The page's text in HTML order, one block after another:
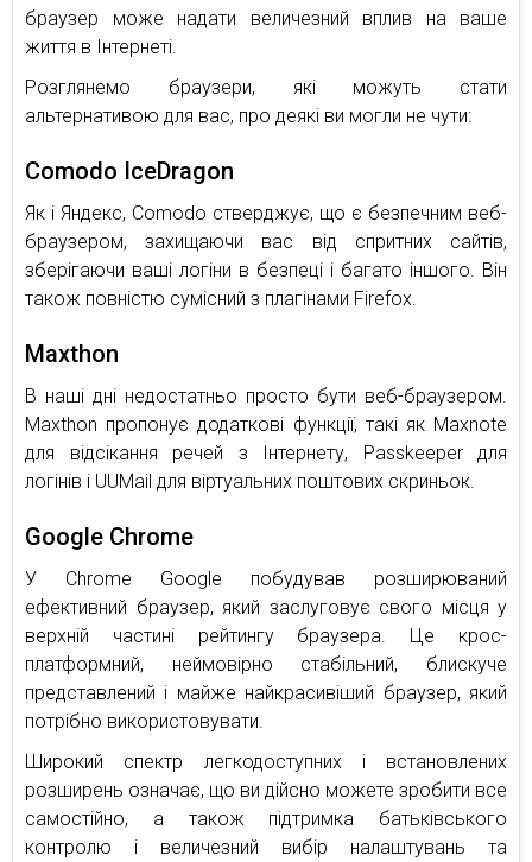
браузер може надати величезний вплив на ваше
життя в Інтернеті.
Розглянемо браузери, які можуть стати
альтернативою для вас, про деякі ви могли не чути:
Comodo IceDragon
Як і Яндекс, Comodo стверджує, що є безпечним веб-
браузером, захищаючи вас від спритних сайтів,
зберігаючи ваші логіни в безпеці і багато іншого. Він
також повністю сумісний з плагінами Firefox.
Maxthon
В наші дні недостатньо просто бути веб-браузером.
Maxthon пропонує додаткові функції, такі як Maxnote
для відсікання речей з Інтернету, Passkeeper для
логінів і UUMail для віртуальних поштових скриньок.
Google Chrome
У Chrome Google побудував розширюваний
ефективний браузер, який заслуговує свого місця у
верхній частині рейтингу браузера. Це крос-
платформний, неймовірно стабільний, блискуче
представлений і майже найкрасивіший браузер, який
потрібно використовувати.
Широкий спектр легкодоступних і встановлених
розширень означає, що ви дійсно можете зробити все
самостійно, а також підтримка батьківського
контролю і величезний вибір налаштувань та